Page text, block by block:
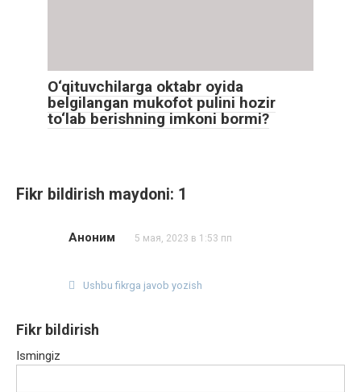
O‘qituvchilarga oktabr oyida
belgilangan mukofot pulini hozir
to‘lab berishning imkoni bormi?
Fikr bildirish maydoni: 1
Аноним 5 мая, 2023 в 1:53 пп
Ushbu fikrga javob yozish
Fikr bildirish
Ismingiz